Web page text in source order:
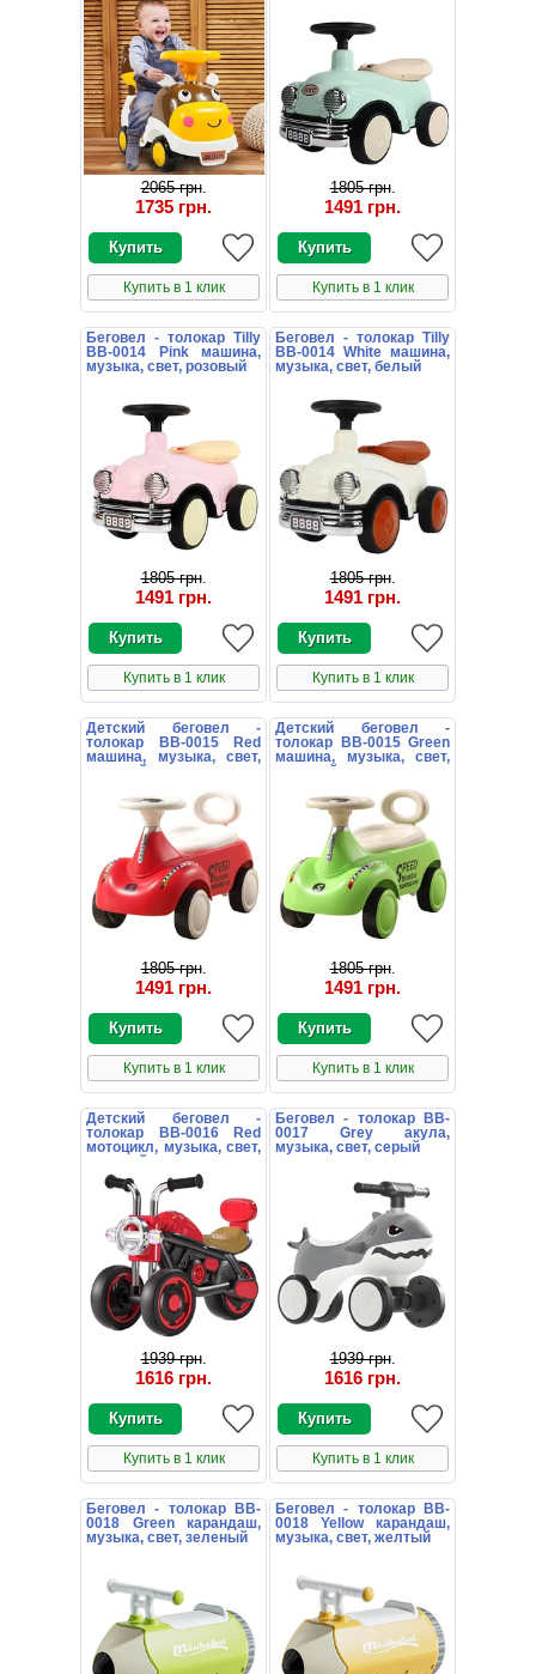
2065 грн.
1735 грн.
Купить в 1 клик
1805 грн.
1491 грн.
Купить в 1 клик
Беговел - толокар Tilly
BB-0014 Pink машина,
музыка, свет, розовый
1805 грн.
1491 грн.
Купить в 1 клик
Беговел - толокар Tilly
BB-0014 White машина,
музыка, свет, белый
1805 грн.
1491 грн.
Купить в 1 клик
Детский беговел -
толокар BB-0015 Red
машина, музыка, свет,
красный
1805 грн.
1491 грн.
Купить в 1 клик
Детский беговел -
толокар BB-0015 Green
машина, музыка, свет,
зеленый
1805 грн.
1491 грн.
Купить в 1 клик
Детский беговел -
толокар BB-0016 Red
мотоцикл, музыка, свет,
красный
1939 грн.
1616 грн.
Купить в 1 клик
Беговел - толокар BB-
0017 Grey акула,
музыка, свет, серый
1939 грн.
1616 грн.
Купить в 1 клик
Беговел - толокар BB-
0018 Green карандаш,
музыка, свет, зеленый
Беговел - толокар BB-
0018 Yellow карандаш,
музыка, свет, желтый